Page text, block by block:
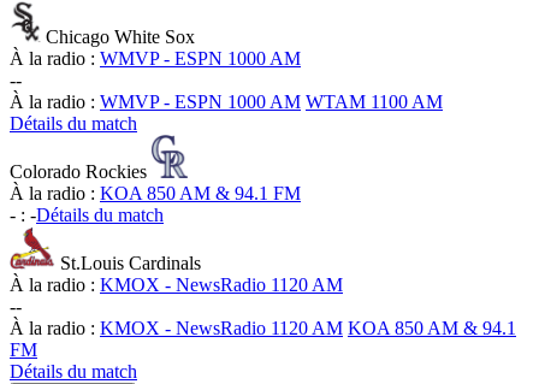
Chicago White Sox
À la radio : WMVP - ESPN 1000 AM
--
À la radio : WMVP - ESPN 1000 AM WTAM 1100 AM
Détails du match
Colorado Rockies
À la radio : KOA 850 AM & 94.1 FM
- : -Détails du match
St.Louis Cardinals
À la radio : KMOX - NewsRadio 1120 AM
--
À la radio : KMOX - NewsRadio 1120 AM KOA 850 AM & 94.1
FM
Détails du match